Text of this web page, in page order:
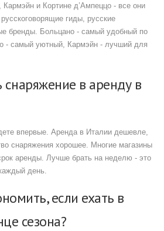
и Кортине д’Ампеццо - все они
гиды, русские
бренды. Больцано - самый удобный по
- самый уютный, Кармэйн - лучший для
снаряжение в аренду в
впервые. Аренда в Италии дешевле,
снаряжения хорошее. Многие магазины
аренды. Лучше брать на неделю - это
день.
если ехать в
сезона?